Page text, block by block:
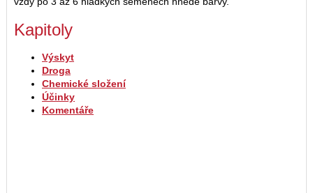
Kapitoly
Výskyt
Droga
Chemické složení
Účinky
Komentáře